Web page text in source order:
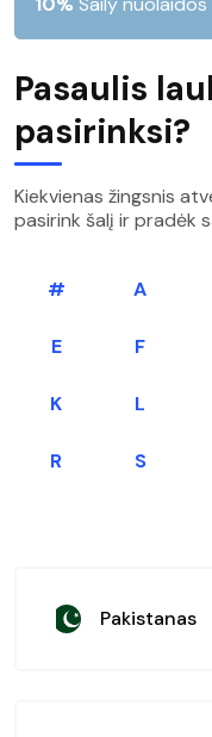
Pasaulis
pasirinksi?
Kiekvienas žingsnis
pasirink šalį ir pradėk
# A
E F
K L
R S
Pakistanas